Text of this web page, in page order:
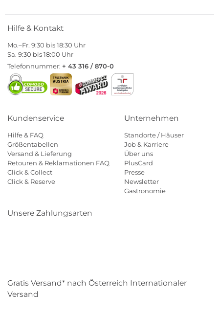
Hilfe & Kontakt
Mo.–Fr. 9:30 bis 18:30 Uhr
Sa. 9:30 bis 18:00 Uhr
Telefonnummer: + 43 316 / 870-0
Kundenservice
Hilfe & FAQ
Größentabellen
Versand & Lieferung
Retouren & Reklamationen FAQ
Click & Collect
Click & Reserve
Unternehmen
Standorte / Häuser
Job & Karriere
Über uns
PlusCard
Presse
Newsletter
Gastronomie
Unsere Zahlungsarten
Gratis Versand* nach Österreich Internationaler
Versand